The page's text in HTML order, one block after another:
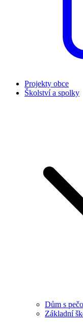
Projekty obce
Školství a spolky
Dům s
Základní